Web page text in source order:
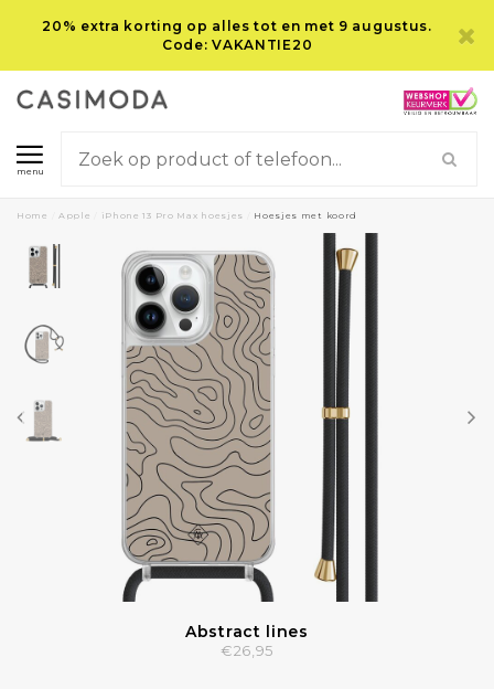
20% extra korting op alles tot en met 9 augustus.
Code: VAKANTIE20
menu
Home Apple iPhone 13 Pro Max hoesjes Hoesjes met koord
Abstract lines
€26,95